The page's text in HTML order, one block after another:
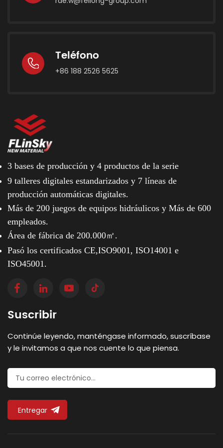
Teléfono
+86 188 2526 5625
3 bases de producción y 4 productos de la serie
9 talleres digitales estandarizados y 7 líneas de
producción automáticas digitales.
Más de 200 juegos de equipos hidráulicos y Más de 600
empleados.
Área de fábrica de 200.000㎡.
Pasó los certificados CE,ISO9001, ISO14001 e
ISO45001.
Suscribir
Continúe leyendo, manténgase informado, suscríbase
y le invitamos a que nos cuente lo que piensa.
Entregar